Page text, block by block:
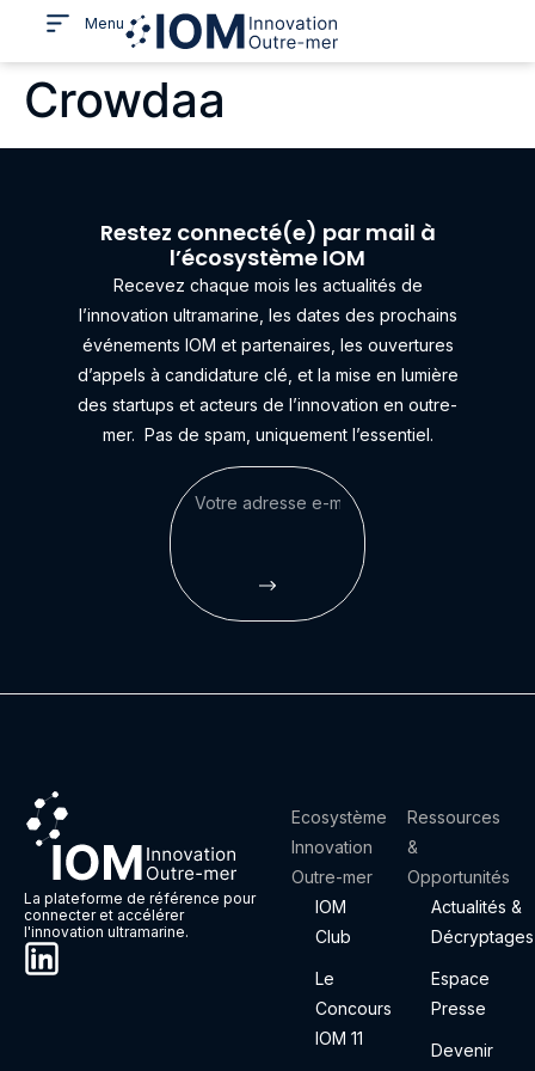
Menu
Crowdaa
Restez connecté(e) par mail à
l’écosystème IOM
Recevez chaque mois les actualités de
l’innovation ultramarine, les dates des prochains
événements IOM et partenaires, les ouvertures
d’appels à candidature clé, et la mise en lumière
des startups et acteurs de l’innovation en outre-
mer. Pas de spam, uniquement l’essentiel.
La plateforme de référence pour
connecter et accélérer
l'innovation ultramarine.
Ecosystème
Innovation
Outre-mer
IOM
Club
Le
Concours
IOM 11
Ressources
&
Opportunités
Actualités &
Décryptages
Espace
Presse
Devenir